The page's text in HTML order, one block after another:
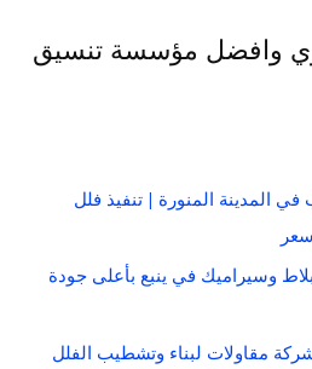
وافضل مؤسسة تنسيق
المدينة المنورة | تنفيذ فلل
وسيراميك في ينبع بأعلى جودة
مقاولات لبناء وتشطيب الفلل